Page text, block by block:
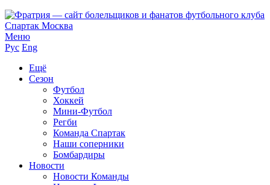
Меню
Рус Eng
Ещё
Сезон
Футбол
Хоккей
Мини-Футбол
Регби
Команда Спартак
Наши соперники
Бомбардиры
Новости
Новости Команды